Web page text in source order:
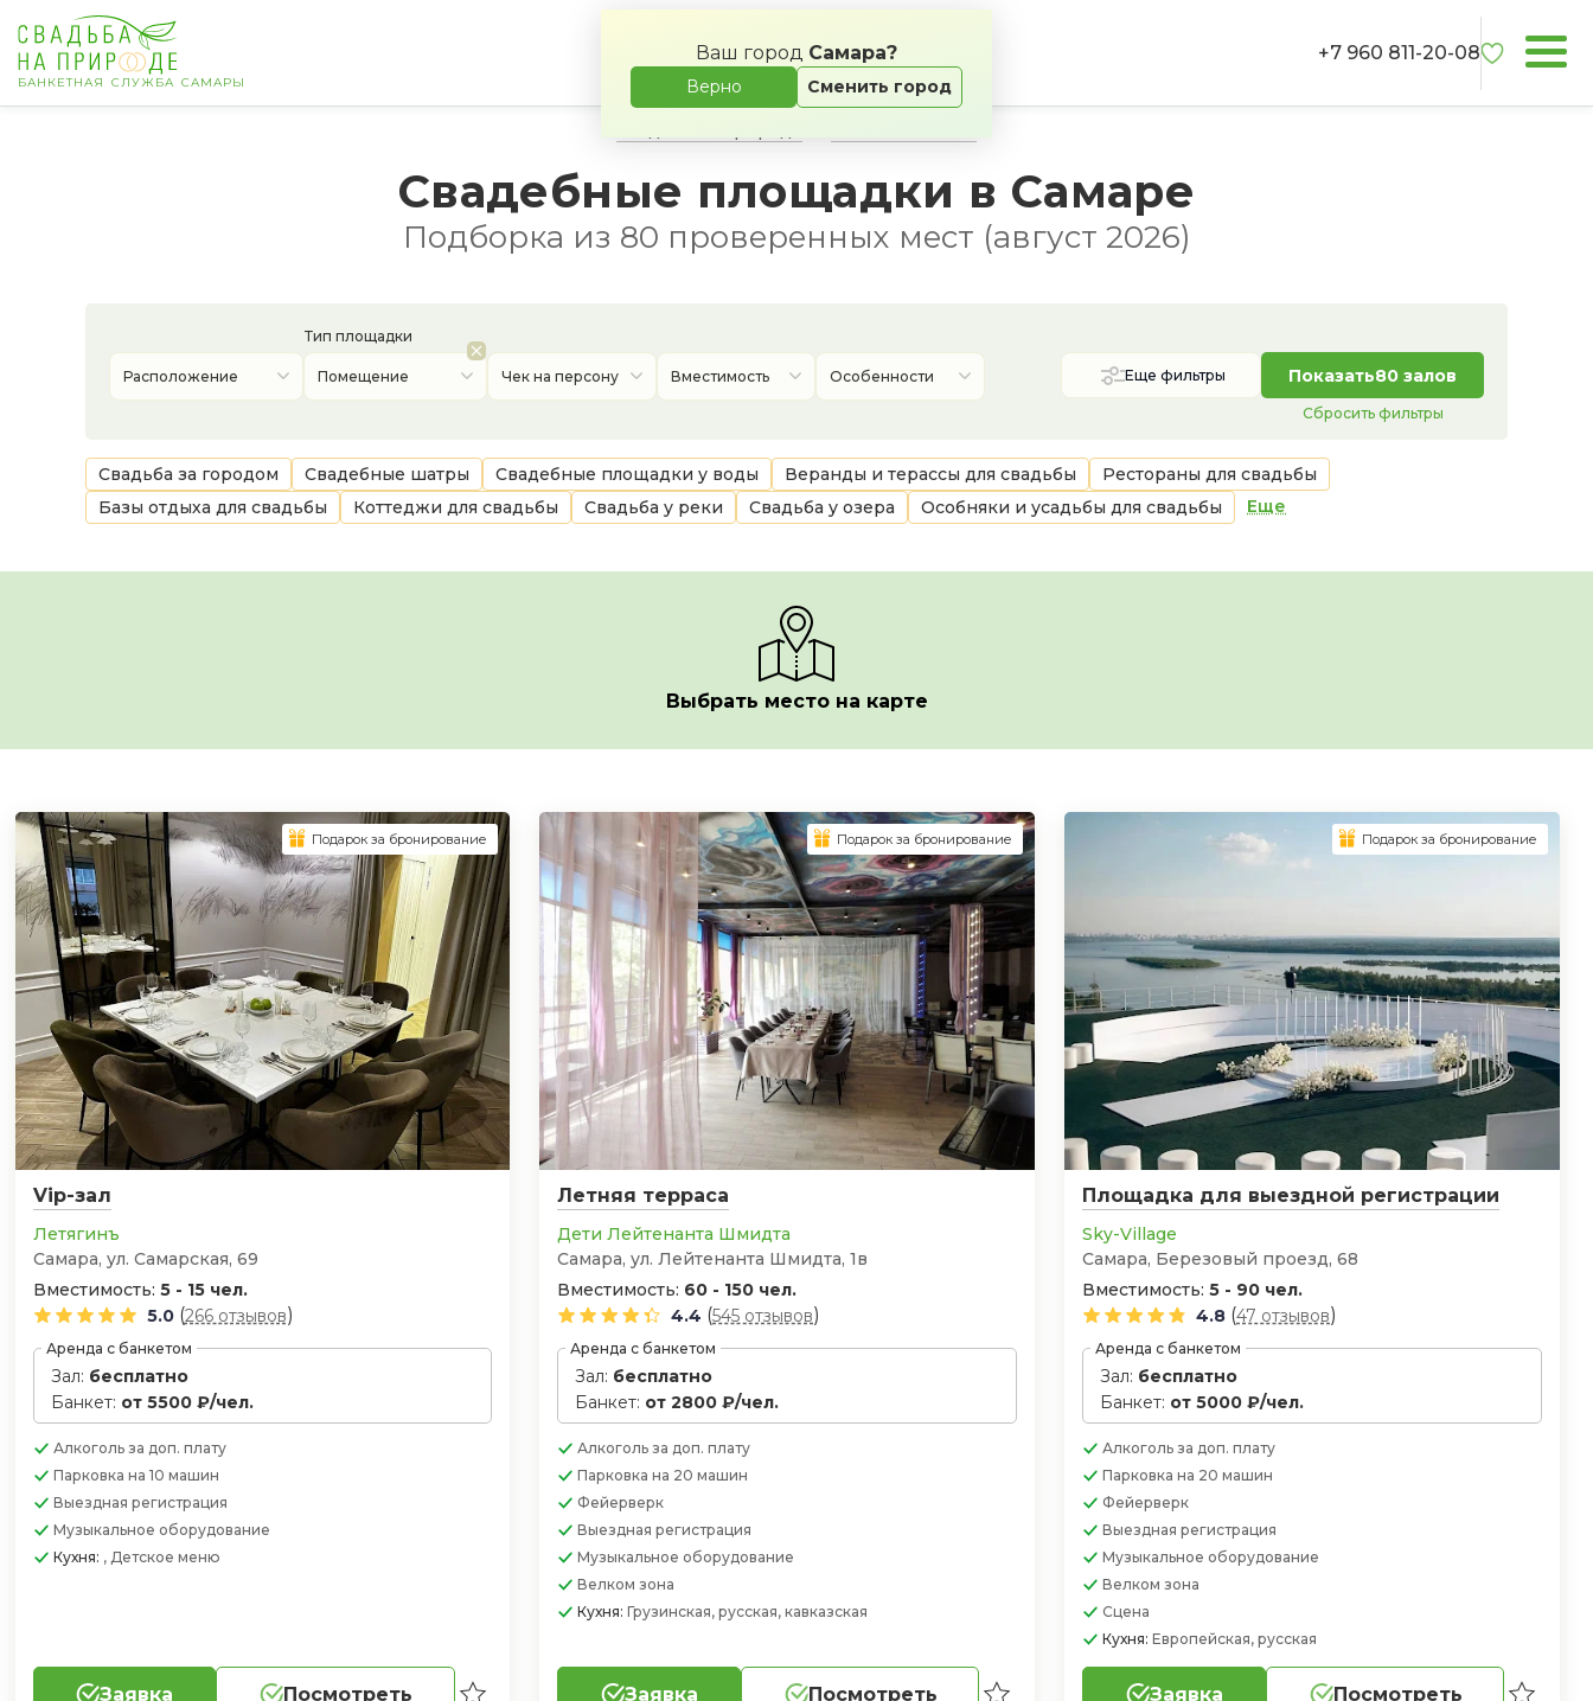
Ваш город Самара?
Верно Сменить город
БАНКЕТНАЯ СЛУЖБА САМАРЫ
Выпускной
Корпоратив
Новогодний корпоратив
+7 960 811-20-08
Свадебные площадки в Самаре
Подборка из 80 проверенных мест (август 2026)
Расположение Помещение
Тип площадки
Чек на персону Вместимость Особенности Еще фильтры Показать80 залов
Сбросить фильтры
Свадьба за городом Свадебные шатры Свадебные площадки у воды Веранды и терассы для свадьбы
Рестораны для свадьбы
Базы отдыха для свадьбы
Коттеджи для свадьбы Свадьба у реки Свадьба у озера Особняки и усадьбы для свадьбы Еще
Выбрать место на карте
Vip-зал
Летягинъ
Самара, ул. Самарская, 69
Вместимость: 5 - 15 чел.
5.0 (266 отзывов)
Аренда с банкетом
Зал: бесплатно
Банкет: от 5500 ₽/чел.
Алкоголь за доп. плату
Парковка на 10 машин
Выездная регистрация
Музыкальное оборудование
Кухня: , Детское меню
Заявка Посмотреть
Подарок за бронирование
Летняя терраса
Дети Лейтенанта Шмидта
Самара, ул. Лейтенанта Шмидта, 1в
Вместимость: 60 - 150 чел.
4.4 (545 отзывов)
Аренда с банкетом
Зал: бесплатно
Банкет: от 2800 ₽/чел.
Алкогольза доп. плату
Парковкана 20 машин
Фейерверк
Выездная регистрация
Музыкальное оборудование
Велком зона
Кухня:Грузинская, русская, кавказская
Заявка Посмотреть
Подарок за бронирование
Площадка для выездной регистрации
Sky-Village
Самара, Березовый проезд, 68
Вместимость:5 - 90 чел.
4.8 (47 отзывов)
Аренда с банкетом
Зал: бесплатно
Банкет: от 5000 ₽/чел.
Алкогольза доп. плату
Парковкана 20 машин
Фейерверк
Выездная регистрация
Музыкальное оборудование
Велком зона
Сцена
Кухня:Европейская, русская
Заявка Посмотреть
Подарок за бронирование